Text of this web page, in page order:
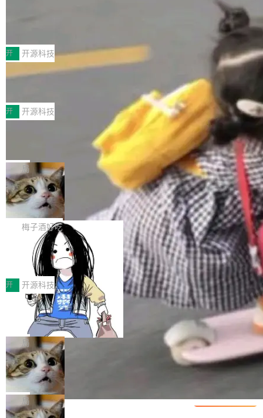
MPComm将作为一种传输引擎接入Mooncake T
ENT，实现零拷贝传输性能提升30%、非零拷贝
传输性能最高提升5倍。UCL-MPComm底层基
于自研UCL-Engine通信引擎，后续腾讯网平将
持续开源更多基于UCL-Engine的高性能通信组
件。 腾讯网平团队在UCL-MPComm中实现了一
个独立于业务线程的全局通信引擎（Engine），
型案例入选名单》，深信服“面向企业研发场景的
开源 AI 编程平台 CoStrict 应用”凭借卓越的技术
创新与落地成效成功入选。 全链路私有化部署，
助力企业AI研发安全落地 当前，越来越多企业已
经开始引入 AI Coding 工具，通过调用公有云模
型或企业内部部署模型提升研发效率。但随着 AI
Coding 从个人辅助工具逐步走向团队级、组织
级应用，企业在规模化落地过程中，对安全性、
可控性和代码质量提出了更高要求。 首先是数据
安全与合规要求。对于大多数普通研发场景，公
有云模型能够满足快速试用和效率提升的需求。
但对于金融、能源、医疗等对数据安全要求较...
开 开源科技
深信服AI算力网关入选工信部人工智能
前不久，工业和信息化部正式发布《2025年人工
智能应用典型案例名单》，集中展示人工智能在
各领域的应用成果，覆盖技术底座、行业赋能、
产品应用、支撑保障、专题等五大方向。深信服
AI算力网关（AI创新平台）成功入选！ 随着各行
各业的Agent走向规模化建设，算力构成形态逐
渐丰富，用户关注的重点也在发生变化：不只是
让AI用起来，还要进一步看清混合算力时代下，
Token花在哪里、算力是否被充分利用，以及持
续增长的AI成本该如何优化。 深信服AI算力网关
正是围绕这些实际问题，从Token治理和成本治
理两个方面，让用户的每一份算力都看得清、管
得住、用得稳、省得下、更安全！ 一、从现在开
始，Token使用一目...
开 开源科技
Jeff Dean 离开 Google：一个时代的结
束，一个实验室的开始
Google 员工编号 20。MapReduce 作者之一。
Bigtable 作者之一。TensorFlow 的作者之一。
Gemini 的架构师。Google 首席科学家。 Jeff D
ean 在 Google 工作了 27 年后，宣布离职。 他
不是一个人走。一同离开的还有 Sanjay Ghema
wat（Google 员工编号 23，Jeff Dean 二十多
年的编程搭档，MapReduce 和 Bigtable 的共同
作者）、Quoc Le（Google 大脑核心成员，Se
q2Seq 和 DocAI 的共同发明人）以及 Oriol Vin
yals（Gemini 联合负责人，AlphaSta...
局
🔥 SolonCode v2026.8.4 发布：界面
字体可调、22 种语言、记忆搜索增强
打开终端就能上岗的全中文编码智能体，这一轮
把「看得清、用母语、记得住」三件事一次补
齐。 SolonCode 是什么 SolonCode 是杭州无
耳科技研发的企业级终端编码智能体——一位全
中文驱动的数字员工，自主理解需求、规划步
骤、编写代码。不挑模型、不挑平台，curl 一行
装完即用。 开源地址：Gitee · GitCode · GitHu
b 安装 支持 Java 8+（8~26）、macOS / Linu
x / Windows / Harmony PC。 # macOS / Linu
x / Harmony PC curl -fsSL https://solon.noea
r.org/solon...
梅子酒好吃
让“代码语义理解”深度释放AI Coding
价值潜能：华为云码道（CodeArts）
代码仓技术解析
一、代码仓深度理解技术的作用与价值 在软件工
程实践中，代码仓是企业核心知识资产的主要载
体。企业级代码仓库通常包含数十万乃至数百万
个文件，其规模远超单次模型调用可承载的上下
文窗口。随着项目规模的持续扩张与代码历史的
不断累积，代码仓中的模块关系、接口契约、业
务逻辑等关键信息往往分散于数十乃至数百个文
件之中，形成高度复杂的知识关联网络。传统的
代码检索手段（如关键词匹配、目录遍历）仅能
在语法层面完成文本定位，难以触及代码的语义
内涵与结构关联，导致开发者使用代码智能体在
开 开源科技
一条“删库”命令跑 17 小时，算法工程
师删光 89TB 数据只为干私活
最高人民检察院8月4日公布了一起案件：北京一
名90后算法工程师王某，为了给自己接的私活腾
服务器空间，删光了公司AI游戏部门的全部核心
数据。 王某2024年1月入职东城区某科技公司AI
短剧部门，有互联网大厂背景。在公司内部架构
调整期间，部门三次通知全员将数据从A集群迁
移到B集群，王某都回复了"收到"。 他没有迁移
局
Cloudflare 分享推理优化实践：KV ca
che 量化 + 权重压缩，吞吐量提升 4
1%，成本降 30%
Kimi 和 GLM 是当前最强的大模型系列之一，但
它们有一个共同的问题：太吃显存了。月之暗面
的 Kimi K 系列和智谱的 GLM 都是长上下文、M
局